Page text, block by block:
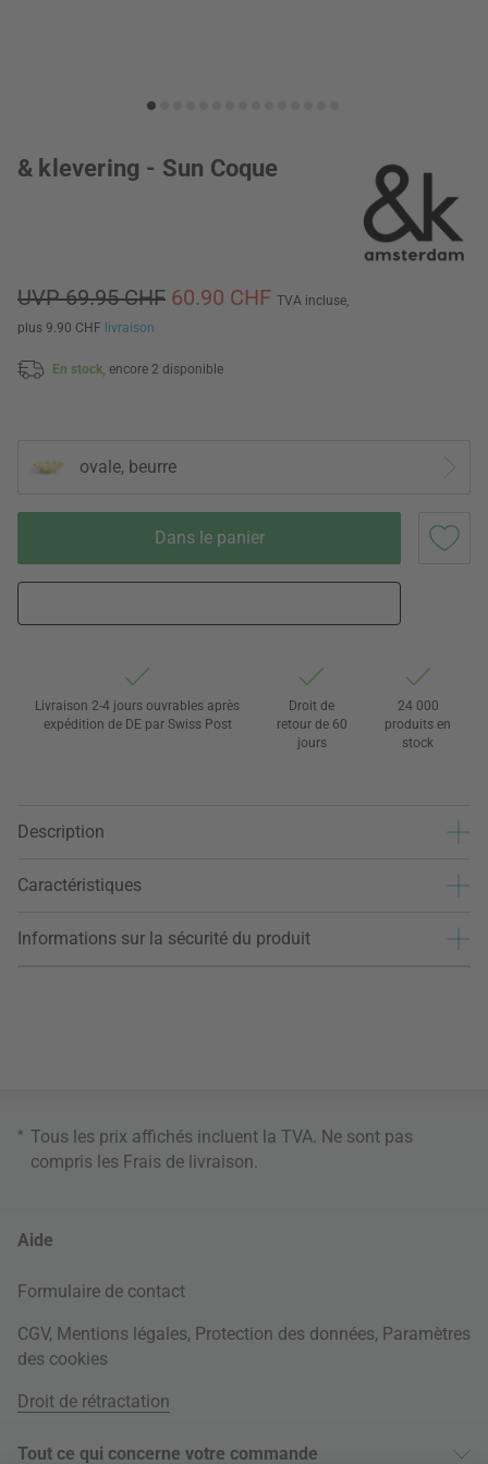
& klevering - Sun Coque
UVP 69.95 CHF 60.90 CHF TVA incluse,
plus 9.90 CHF livraison
En stock, encore 2 disponible
ovale, beurre
Dans le panier
Livraison 2-4 jours ouvrables après
expédition de DE par Swiss Post
Droit de
retour de 60
jours
24 000
produits en
stock
Description
Caractéristiques
Informations sur la sécurité du produit
* Tous les prix affichés incluent la TVA. Ne sont pas
compris les Frais de livraison.
Aide
Formulaire de contact
CGV, Mentions légales, Protection des données, Paramètres
des cookies
Droit de rétractation
Tout ce qui concerne votre commande